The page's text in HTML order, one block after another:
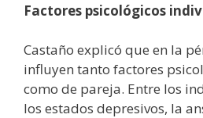
Factores psicológicos
Castaño explicó que en la
influyen tanto factores
como de pareja. Entre los
los estados depresivos, la